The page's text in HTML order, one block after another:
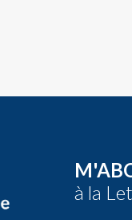
à la